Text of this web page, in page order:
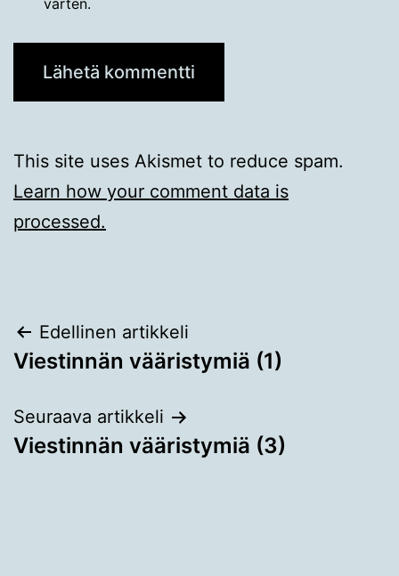
varten.
This site uses Akismet to reduce spam.
Learn how your comment data is
processed.
Artikkelien
selaus
Edellinen artikkeli
Viestinnän vääristymiä (1)
Seuraava artikkeli
Viestinnän vääristymiä (3)